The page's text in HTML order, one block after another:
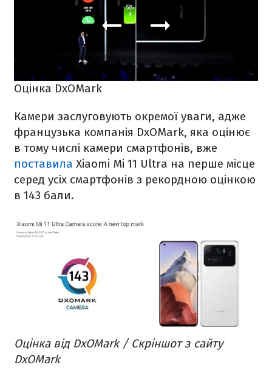
Оцінка DxOMark
Камери заслуговують окремої уваги, адже
французька компанія DxOMark, яка оцінює
в тому числі камери смартфонів, вже
поставила Xiaomi Mi 11 Ultra на перше місце
серед усіх смартфонів з рекордною оцінкою
в 143 бали.
Оцінка від DxOMark / Скріншот з сайту
DxOMark